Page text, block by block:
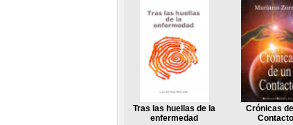
Tras las huellas de la
enfermedad
Crónicas
Contacto